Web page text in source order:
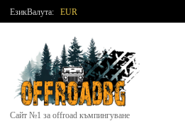
ЕзикВалута: EUR
Сайт №1 за offroad къмпингуване